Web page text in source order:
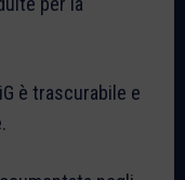
è trascurabile e